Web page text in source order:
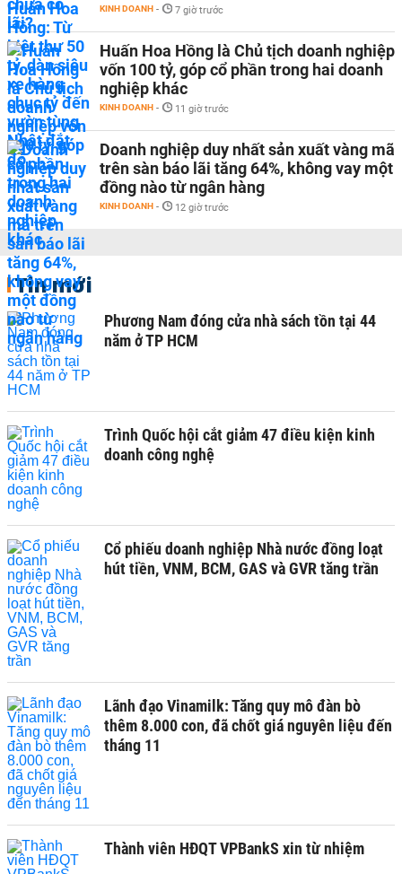
KINH DOANH - 7 giờ trước
Huấn Hoa Hồng là Chủ tịch doanh nghiệp
vốn 100 tỷ, góp cổ phần trong hai doanh
nghiệp khác
KINH DOANH - 11 giờ trước
Doanh nghiệp duy nhất sản xuất vàng mã
trên sàn báo lãi tăng 64%, không vay một
đồng nào từ ngân hàng
KINH DOANH - 12 giờ trước
Tin mới
Phương Nam đóng cửa nhà sách tồn tại 44
năm ở TP HCM
Trình Quốc hội cắt giảm 47 điều kiện kinh
doanh công nghệ
Cổ phiếu doanh nghiệp Nhà nước đồng loạt
hút tiền, VNM, BCM, GAS và GVR tăng trần
Lãnh đạo Vinamilk: Tăng quy mô đàn bò
thêm 8.000 con, đã chốt giá nguyên liệu đến
tháng 11
Thành viên HĐQT VPBankS xin từ nhiệm